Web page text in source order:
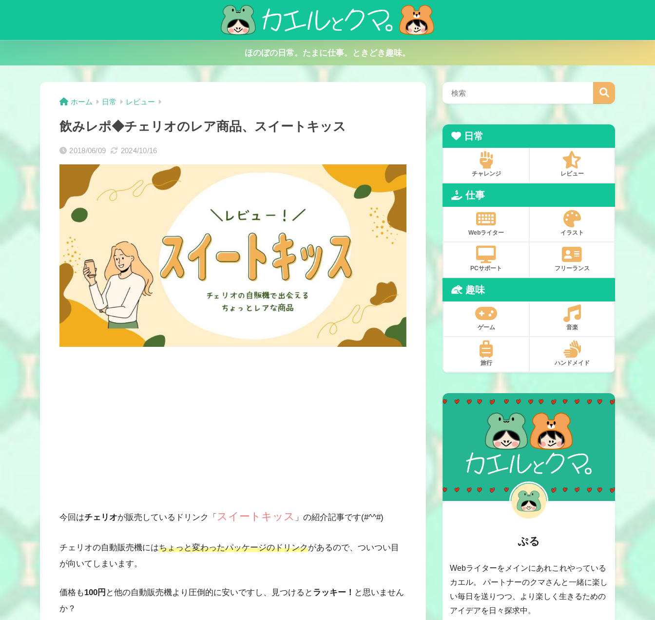
ほのぼの日常。たまに仕事。ときどき趣味。
ホーム 日常 レビュー
飲みレポ◆チェリオのレア商品、スイートキッス
2018/06/09 2024/10/16
今回はチェリオが販売しているドリンク「 スイートキッス 」の紹介記事です(#^^#)
チェリオの自動販売機にはちょっと変わったパッケージのドリンクがあるので、ついつい目
が向いてしまいます。
価格も100円 と他の自動販売機より圧倒的に安いですし、見つけると ラッキー！ と思いません
か？
日常
チャレンジ レビュー
仕事
Webライター イラスト
PCサポート フリーランス
趣味
ゲーム 音楽
旅行 ハンドメイド
ぷる
Webライターをメインにあれこれやっている
カエル。 パートナーのクマさんと一緒に楽し
い毎日を送りつつ、より楽しく生きるための
アイデアを日々探求中。